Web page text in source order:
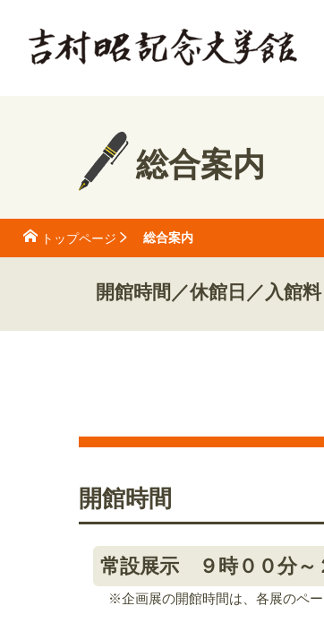
総合案内
トップページ 総合案内
開館時間／休館日／入館料
開館時間
常設展示 ９時００分～
※企画展の開館時間は、各展のペー